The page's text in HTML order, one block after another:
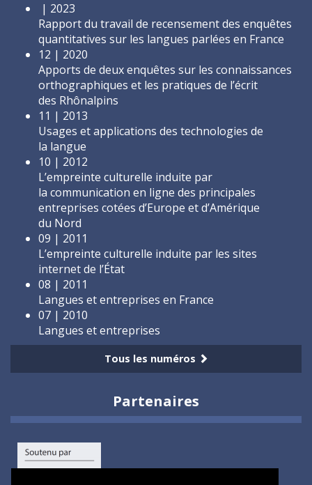
| 2023
Rapport du travail de recensement des enquêtes
quantitatives sur les langues parlées en France
12 | 2020
Apports de deux enquêtes sur les connaissances
orthographiques et les pratiques de l’écrit
des Rhônalpins
11 | 2013
Usages et applications des technologies de
la langue
10 | 2012
L’empreinte culturelle induite par
la communication en ligne des principales
entreprises cotées d’Europe et d’Amérique
du Nord
09 | 2011
L’empreinte culturelle induite par les sites
internet de l’État
08 | 2011
Langues et entreprises en France
07 | 2010
Langues et entreprises
Tous les numéros
Partenaires